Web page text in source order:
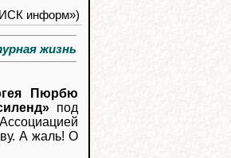
информ»)
жизнь
Пюрбю
под
А жаль! О